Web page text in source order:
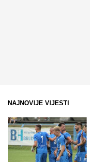
NAJNOVIJE VIJESTI